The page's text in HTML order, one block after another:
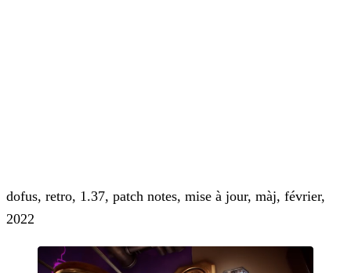
dofus, retro, 1.37, patch notes, mise à jour, màj, février,
2022